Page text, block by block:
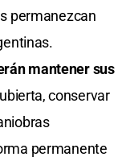
permanezcan
mantener sus
conservar
permanente